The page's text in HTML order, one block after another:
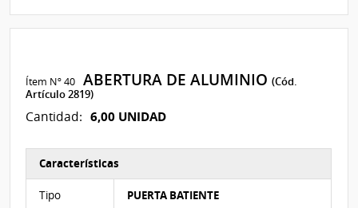
Ítem Nº 40 ABERTURA DE ALUMINIO(Cód.
Artículo 2819)
Cantidad: 6,00 UNIDAD
Características
Tipo PUERTA BATIENTE